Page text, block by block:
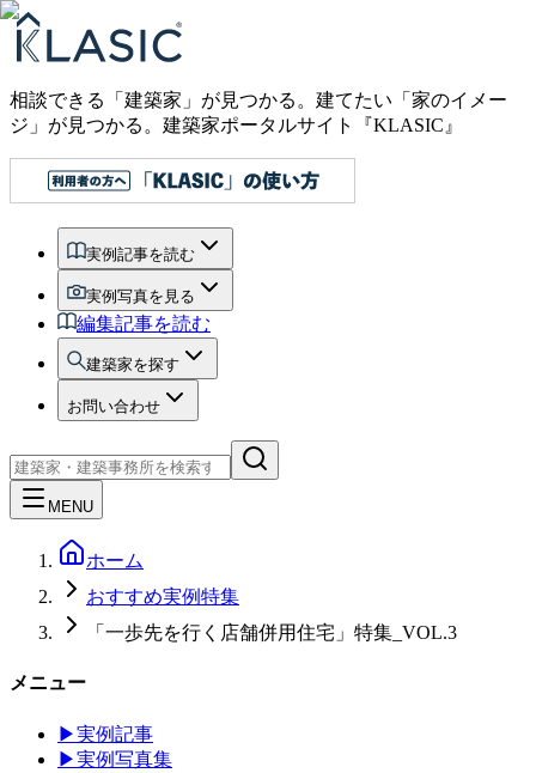
相談できる「建築家」が見つかる。建てたい「家のイメー
ジ」が見つかる。 建築家ポータルサイト『KLASIC』
実例記事を読む
実例写真を見る
編集記事を読む
建築家を探す
お問い合わせ
MENU
ホーム
おすすめ実例特集
「一歩先を行く店舗併用住宅」特集_VOL.3
メニュー
▶実例記事
▶実例写真集